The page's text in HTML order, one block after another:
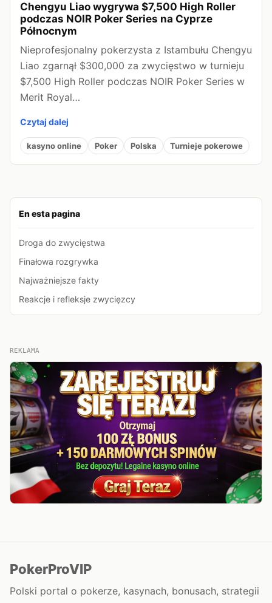
En esta pagina
Droga do zwycięstwa
Finałowa rozgrywka
Najważniejsze fakty
Reakcje i refleksje zwycięzcy
Chengyu Liao wygrywa $7,500 High Roller
podczas NOIR Poker Series na Cyprze
Północnym
Nieprofesjonalny pokerzysta z Istambułu Chengyu
Liao zgarnął $300,000 za zwycięstwo w turnieju
$7,500 High Roller podczas NOIR Poker Series w
Merit Royal…
Czytaj dalej
kasyno online Poker Polska Turnieje pokerowe
REKLAMA
PokerProVIP
Polski portal o pokerze, kasynach, bonusach, strategii